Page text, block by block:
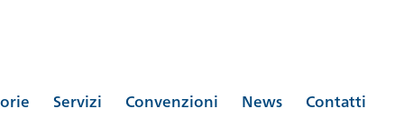
Servizi Convenzioni News Contatti